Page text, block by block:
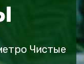
Чистые